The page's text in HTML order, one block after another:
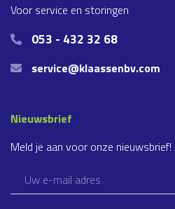
Voor service en storingen
053 - 432 32 68
service@klaassenbv.com
Nieuwsbrief
Meld je aan voor onze nieuwsbrief!